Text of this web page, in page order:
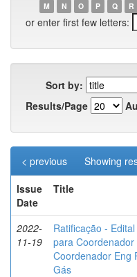
M
N O P Q R
or enter first few letters:
Sort by:
Results/Page
Showing
< previous
Issue
Date
Title
2022-
11-19
Ratificação -
para Coordenador
Coordenador Eng
Gás